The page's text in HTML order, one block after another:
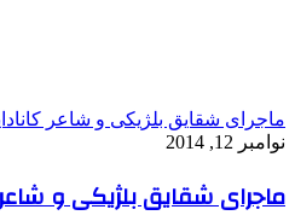
ماجرای شقایق بلژیکی و شاعر
نوامبر 12, 2014
ماجرای شقایق بلژیکی و شاعر